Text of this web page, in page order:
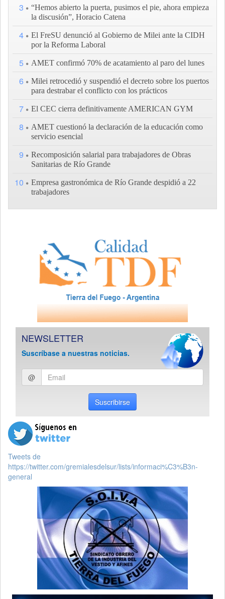
3
“Hemos abierto la puerta, pusimos el pie, ahora empieza
la discusión”, Horacio Catena
4
El FreSU denunció al Gobierno de Milei ante la CIDH
por la Reforma Laboral
5 AMET confirmó 70% de acatamiento al paro del lunes
6
Milei retrocedió y suspendió el decreto sobre los puertos
para destrabar el conflicto con los prácticos
7 El CEC cierra definitivamente AMERICAN GYM
8
AMET cuestionó la declaración de la educación como
servicio esencial
9
Recomposición salarial para trabajadores de Obras
Sanitarias de Río Grande
10
Empresa gastronómica de Río Grande despidió a 22
trabajadores
NEWSLETTER
Suscríbase a nuestras noticias.
Ingresar
email
@
Suscribirse
Tweets de
https://twitter.com/gremialesdelsur/lists/informaci%C3%B3n-
general